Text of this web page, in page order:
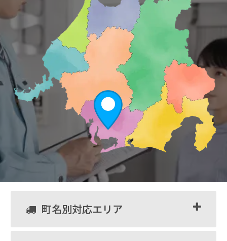
町名別対応エリア